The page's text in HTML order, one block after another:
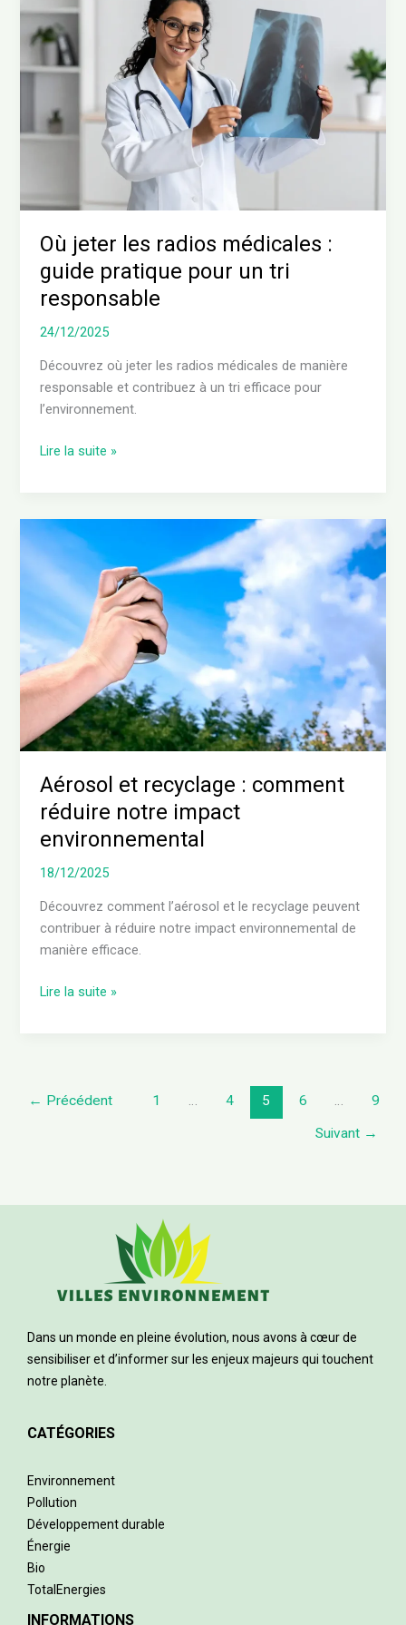
Où jeter les radios médicales :
guide pratique pour un tri
responsable
24/12/2025
Découvrez où jeter les radios médicales de manière
responsable et contribuez à un tri efficace pour
l’environnement.
jeter
les
radios
médicales
guide
pratique
tri
Lire la suite »
Aérosol et recyclage : comment
réduire notre impact
environnemental
18/12/2025
Découvrez comment l’aérosol et le recyclage peuvent
contribuer à réduire notre impact environnemental de
manière efficace.
Aérosol
et
recyclage
comment
réduire
notre
impact
environnemental
Lire la suite »
← Précédent 1 … 4 5 6 … 9
Suivant →
Dans un monde en pleine évolution, nous avons à cœur de
sensibiliser et d’informer sur les enjeux majeurs qui touchent
notre planète.
CATÉGORIES
Environnement
Pollution
Développement durable
Énergie
Bio
TotalEnergies
INFORMATIONS